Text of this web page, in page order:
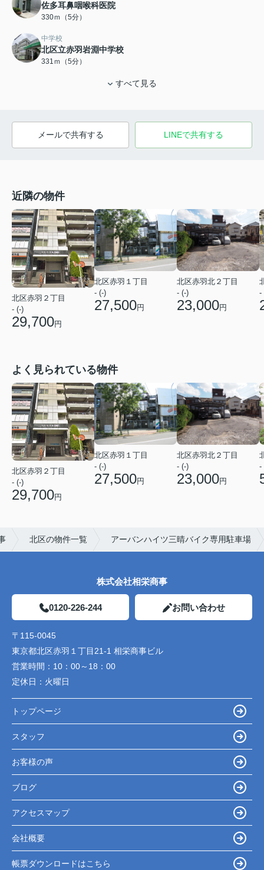
佐多耳鼻咽喉科医院
330ｍ（5分）
中学校
北区立赤羽岩淵中学校
331ｍ（5分）
すべて見る
メールで共有する LINEで共有する
近隣の物件
北区赤羽２丁目
- (-)
29,700円
北区赤羽１丁目
- (-)
27,500円
北区赤羽北２丁目
- (-)
23,000円
-
よく見られている物件
北区赤羽２丁目
- (-)
29,700円
北区赤羽１丁目
- (-)
27,500円
北区赤羽北２丁目
- (-)
23,000円
-
北区の物件一覧 アーバンハイツ三晴バイク専用駐車場
株式会社相栄商事
0120-226-244 お問い合わせ
〒115-0045
東京都北区赤羽１丁目21-1 相栄商事ビル
営業時間： 10：00～18：00
定休日： 火曜日
トップページ
スタッフ
お客様の声
ブログ
アクセスマップ
会社概要
帳票ダウンロードはこちら